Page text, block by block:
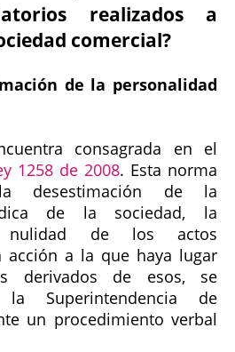
realizados a
comercial?
de la personalidad
consagrada en el
1258 de 2008. Esta norma
desestimación de la
de la sociedad, la
nulidad de los actos
acción a la que haya lugar
derivados de esos, se
Superintendencia de
un procedimiento verbal